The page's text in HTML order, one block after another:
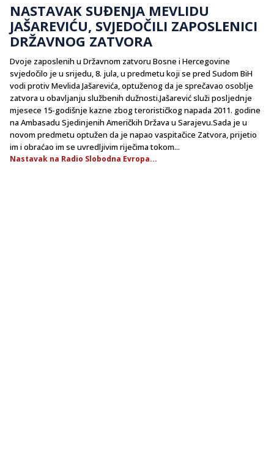
NASTAVAK SUĐENJA MEVLIDU
JAŠAREVIĆU, SVJEDOČILI ZAPOSLENICI
DRŽAVNOG ZATVORA
Dvoje zaposlenih u Državnom zatvoru Bosne i Hercegovine
svjedočilo je u srijedu, 8. jula, u predmetu koji se pred Sudom BiH
vodi protiv Mevlida Jašarevića, optuženog da je sprečavao osoblje
zatvora u obavljanju službenih dužnosti.Jašarević služi posljednje
mjesece 15-godišnje kazne zbog terorističkog napada 2011. godine
na Ambasadu Sjedinjenih Američkih Država u Sarajevu.Sada je u
novom predmetu optužen da je napao vaspitačice Zatvora, prijetio
im i obraćao im se uvredljivim riječima tokom...
Nastavak na Radio Slobodna Evropa...